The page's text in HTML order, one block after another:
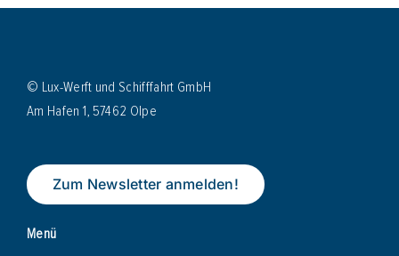
© Lux-Werft und Schifffahrt GmbH
Am Hafen 1, 57462 Olpe
Zum Newsletter anmelden!
Menü